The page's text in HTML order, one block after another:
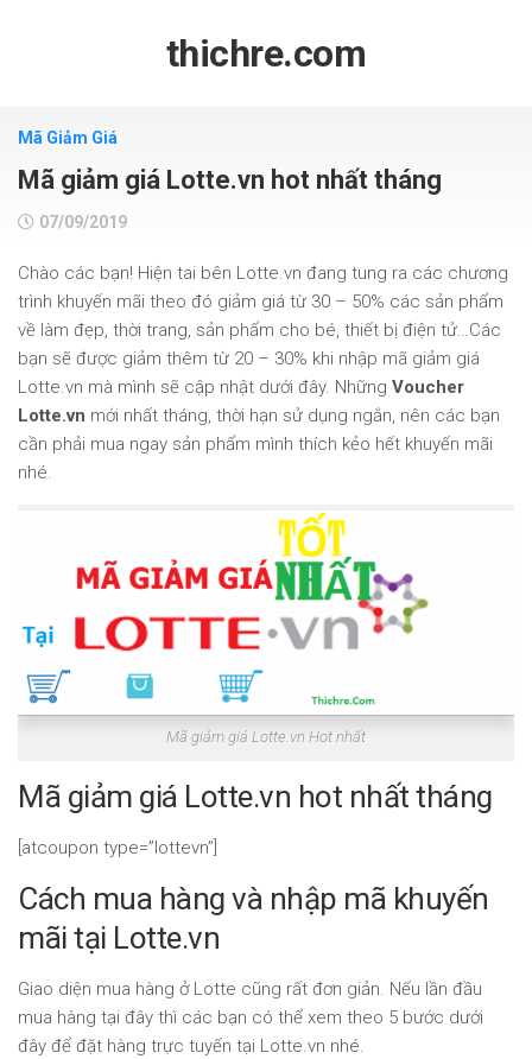
thichre.com
Mã Giảm Giá
Mã giảm giá Lotte.vn hot nhất tháng
07/09/2019
Chào các bạn! Hiện tai bên Lotte.vn đang tung ra các chương
trình khuyến mãi theo đó giảm giá từ 30 – 50% các sản phẩm
về làm đẹp, thời trang, sản phẩm cho bé, thiết bị điện tử…Các
bạn sẽ được giảm thêm từ 20 – 30% khi nhập mã giảm giá
Lotte.vn mà mình sẽ cập nhật dưới đây. Những Voucher
Lotte.vn mới nhất tháng, thời hạn sử dụng ngắn, nên các bạn
cần phải mua ngay sản phẩm mình thích kẻo hết khuyến mãi
nhé.
Mã giảm giá Lotte.vn Hot nhất
Mã giảm giá Lotte.vn hot nhất tháng
[atcoupon type=”lottevn”]
Cách mua hàng và nhập mã khuyến
mãi tại Lotte.vn
Giao diện mua hàng ở Lotte cũng rất đơn giản. Nếu lần đầu
mua hàng tại đây thì các bạn có thể xem theo 5 bước dưới
đây để đặt hàng trực tuyến tại Lotte.vn nhé.